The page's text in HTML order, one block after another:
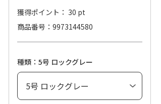
獲得ポイント： 30 pt
商品番号
9973144580
種類：5号 ロックグレー